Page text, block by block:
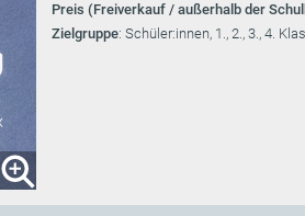
Preis (Freiverkauf / außerhalb der
Zielgruppe: Schüler:innen, 1., 2., 3., 4.